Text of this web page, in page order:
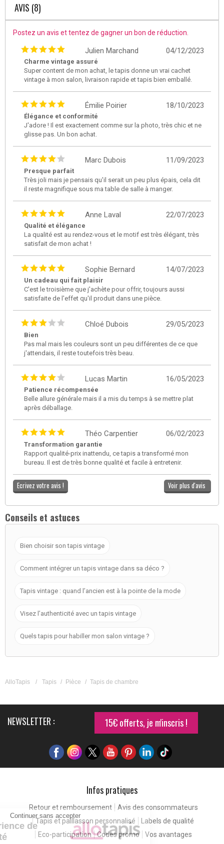
Continuer sans accepter
Pour une expérience de
meilleure qualité
AVIS (8)
Postez un avis et tentez de gagner un bon de réduction.
04/12/2023
Julien Marchand
Charme vintage assuré
Super content de mon achat, le tapis donne un vrai cachet
vintage à mon salon, livraison rapide et tapis bien emballé.
18/10/2023
Émilie Poirier
Élégance et conformité
J'adore ! Il est exactement comme sur la photo, très chic et ne
glisse pas. Un bon achat.
11/09/2023
Marc Dubois
Presque parfait
Très joli mais je pensais qu'il serait un peu plus épais, cela dit
il reste magnifique sous ma table de salle à manger.
22/07/2023
Anne Laval
Qualité et élégance
La qualité est au rendez-vous et le motif est très élégant, très
satisfait de mon achat !
14/07/2023
Sophie Bernard
Un cadeau qui fait plaisir
C'est le troisième que j'achète pour offrir, toujours aussi
satisfaite de l'effet qu'il produit dans une pièce.
29/05/2023
Chloé Dubois
Bien
Pas mal mais les couleurs sont un peu différentes de ce que
j'attendais, il reste toutefois très beau.
16/05/2023
Lucas Martin
Patience récompensée
Belle allure générale mais il a mis du temps à se mettre plat
après déballage.
06/02/2023
Théo Carpentier
Transformation garantie
Rapport qualité-prix inattendu, ce tapis a transformé mon
bureau. Il est de très bonne qualité et facile à entretenir.
Ecrivez votre avis ! Voir plus d'avis
Conseils et astuces
Bien choisir son tapis vintage
Comment intégrer un tapis vintage dans sa déco ?
Tapis vintage : quand l’ancien est à la pointe de la mode
Visez l’authenticité avec un tapis vintage
Quels tapis pour habiller mon salon vintage ?
AlloTapis / Tapis / Pièce / Tapis de chambre
NEWSLETTER : 15€ offerts, je m'inscris !
Infos pratiques
Retour et remboursement
Avis des consommateurs
Tapis et paillasson personnalisé
Labels de qualité
Eco-participation
Codes promo
Vos avantages